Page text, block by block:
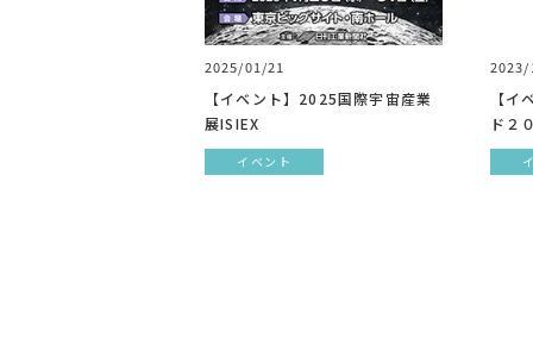
2025/01/21
【イベント】2025国際宇宙産業
展ISIEX
イベント
【
ド２